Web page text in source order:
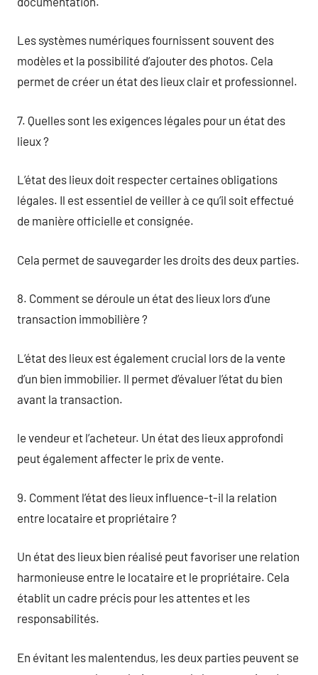
Les systèmes numériques fournissent souvent des
modèles et la possibilité d’ajouter des photos. Cela
permet de créer un état des lieux clair et professionnel.
7. Quelles sont les exigences légales pour un état des
lieux ?
L’état des lieux doit respecter certaines obligations
légales. Il est essentiel de veiller à ce qu’il soit effectué
de manière officielle et consignée.
Cela permet de sauvegarder les droits des deux parties.
8. Comment se déroule un état des lieux lors d’une
transaction immobilière ?
L’état des lieux est également crucial lors de la vente
d’un bien immobilier. Il permet d’évaluer l’état du bien
avant la transaction.
le vendeur et l’acheteur. Un état des lieux approfondi
peut également affecter le prix de vente.
9. Comment l’état des lieux influence-t-il la relation
entre locataire et propriétaire ?
Un état des lieux bien réalisé peut favoriser une relation
harmonieuse entre le locataire et le propriétaire. Cela
établit un cadre précis pour les attentes et les
responsabilités.
En évitant les malentendus, les deux parties peuvent se